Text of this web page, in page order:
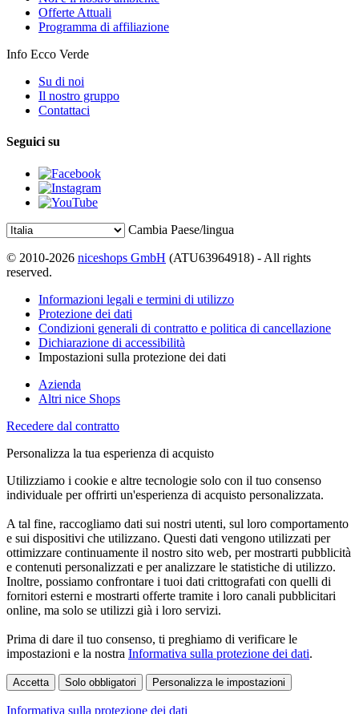
Offerte Attuali
Programma di affiliazione
Info Ecco Verde
Su di noi
Il nostro gruppo
Contattaci
Seguici su
Cambia Paese/lingua
© 2010-2026 niceshops GmbH (ATU63964918) - All rights
reserved.
Informazioni legali e termini di utilizzo
Protezione dei dati
Condizioni generali di contratto e politica di cancellazione
Dichiarazione di accessibilità
Impostazioni sulla protezione dei dati
Azienda
Altri nice Shops
Recedere dal contratto
Personalizza la tua esperienza di acquisto
Utilizziamo i cookie e altre tecnologie solo con il tuo consenso
individuale per offrirti un'esperienza di acquisto personalizzata.
A tal fine, raccogliamo dati sui nostri utenti, sul loro comportamento
e sui dispositivi che utilizzano. Questi dati vengono utilizzati per
ottimizzare continuamente il nostro sito web, per mostrarti pubblicità
e contenuti personalizzati e per analizzare le statistiche di utilizzo.
Inoltre, possiamo confrontare i tuoi dati crittografati con quelli di
fornitori esterni e mostrarti offerte tramite i loro canali pubblicitari
online, ma solo se utilizzi già i loro servizi.
Prima di dare il tuo consenso, ti preghiamo di verificare le
impostazioni e la nostra Informativa sulla protezione dei dati.
Accetta Solo obbligatori Personalizza le impostazioni
Informativa sulla protezione dei dati